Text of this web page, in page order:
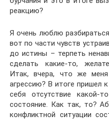
реакцию?
Я очень люблю
вот по части чувств
до истины – терпеть
сделать какие-то,
Итак, вчера, что же
агрессию? В итоге пришел
себя отсутствие какой-
состояние. Как так, то?
конфликтной ситуации